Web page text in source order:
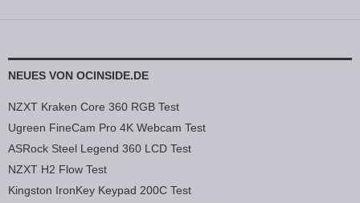
NEUES VON OCINSIDE.DE
NZXT Kraken Core 360 RGB Test
Ugreen FineCam Pro 4K Webcam Test
ASRock Steel Legend 360 LCD Test
NZXT H2 Flow Test
Kingston IronKey Keypad 200C Test